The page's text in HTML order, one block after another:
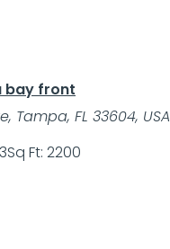
bay front
Tampa, FL 33604, USA
Sq Ft: 2200